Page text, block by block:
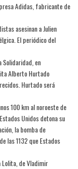
Adidas, fabricante de
asesinan a Julien
El periódico del
Solidaridad, en
Alberto Hurtado
Hurtado será
100 km al noroeste de
Unidos detona su
la bomba de
las 1132 que Estados
Lolita, de Vladimir